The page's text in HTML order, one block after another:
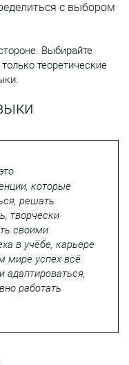
с выбором
Выбирайте
теоретические
которые
решать
творчески
своими
в учёбе, карьере
мире успех всё
адаптироваться,
работать